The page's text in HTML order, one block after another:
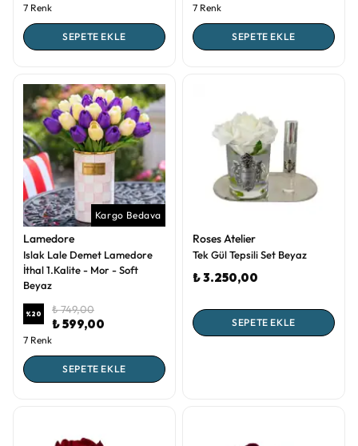
7 Renk
SEPETE EKLE
7 Renk
SEPETE EKLE
Kargo Bedava
Lamedore
Islak Lale Demet Lamedore
İthal 1.Kalite - Mor - Soft
Beyaz
%20 ₺ 749,00
₺ 599,00
7 Renk
SEPETE EKLE
Roses Atelier
Tek Gül Tepsili Set Beyaz
₺ 3.250,00
SEPETE EKLE